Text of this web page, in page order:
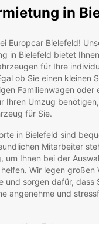
in
Europcar Bielefeld!
in Bielefeld bietet
für Ihre
ob Sie einen kleinen
Familienwagen oder
Ihren Umzug
für Sie.
in Bielefeld sind
Mitarbeiter
um Ihnen bei der
Wir legen großen
und sorgen dafür, dass
angenehme und
an Fahrzeugen